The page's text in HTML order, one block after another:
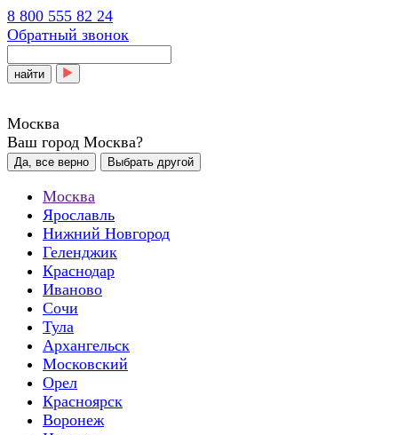
8 800 555 82 24
Обратный звонок
найти
Москва
Ваш город Москва?
Да, все верно Выбрать другой
Москва
Ярославль
Нижний Новгород
Геленджик
Краснодар
Иваново
Сочи
Тула
Архангельск
Московский
Орел
Красноярск
Воронеж